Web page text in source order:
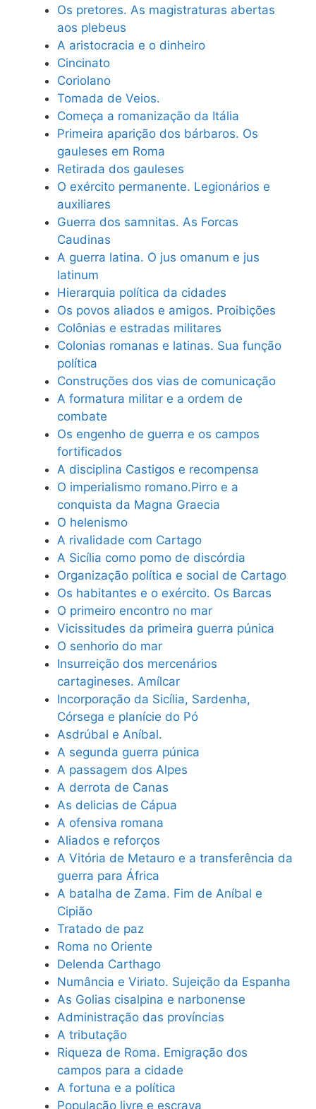
Os pretores. As magistraturas abertas
aos plebeus
A aristocracia e o dinheiro
Cincinato
Coriolano
Tomada de Veios.
Começa a romanização da Itália
Primeira aparição dos bárbaros. Os
gauleses em Roma
Retirada dos gauleses
O exército permanente. Legionários e
auxiliares
Guerra dos samnitas. As Forcas
Caudinas
A guerra latina. O jus omanum e jus
latinum
Hierarquia política da cidades
Os povos aliados e amigos. Proibições
Colônias e estradas militares
Colonias romanas e latinas. Sua função
política
Construções dos vias de comunicação
A formatura militar e a ordem de
combate
Os engenho de guerra e os campos
fortificados
A disciplina Castigos e recompensa
O imperialismo romano.Pirro e a
conquista da Magna Graecia
O helenismo
A rivalidade com Cartago
A Sicília como pomo de discórdia
Organização política e social de Cartago
Os habitantes e o exército. Os Barcas
O primeiro encontro no mar
Vicissitudes da primeira guerra púnica
O senhorio do mar
Insurreição dos mercenários
cartagineses. Amílcar
Incorporação da Sicília, Sardenha,
Córsega e planície do Pó
Asdrúbal e Aníbal.
A segunda guerra púnica
A passagem dos Alpes
A derrota de Canas
As delicias de Cápua
A ofensiva romana
Aliados e reforços
A Vitória de Metauro e a transferência da
guerra para África
A batalha de Zama. Fim de Aníbal e
Cipião
Tratado de paz
Roma no Oriente
Delenda Carthago
Numância e Viriato. Sujeição da Espanha
As Golias cisalpina e narbonense
Administração das províncias
A tributação
Riqueza de Roma. Emigração dos
campos para a cidade
A fortuna e a política
População livre e escrava